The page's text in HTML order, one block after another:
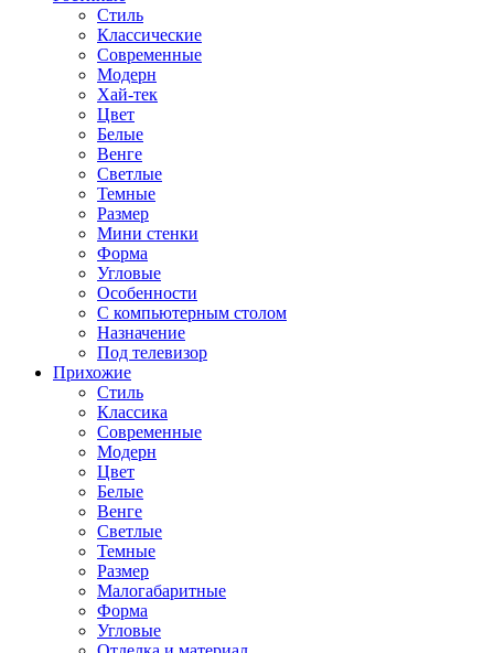
Стиль
Классические
Современные
Модерн
Хай-тек
Цвет
Белые
Венге
Светлые
Темные
Размер
Мини стенки
Форма
Угловые
Особенности
С компьютерным столом
Назначение
Под телевизор
Прихожие
Стиль
Классика
Современные
Модерн
Цвет
Белые
Венге
Светлые
Темные
Размер
Малогабаритные
Форма
Угловые